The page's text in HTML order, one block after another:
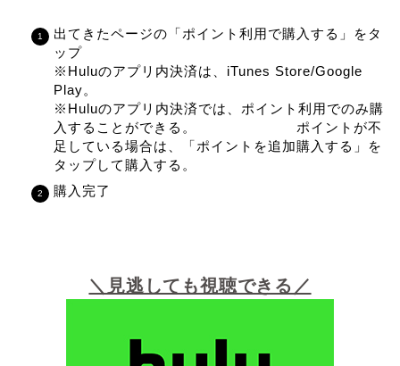
出てきたページの「ポイント利用で購入する」をタ
ップ
※Huluのアプリ内決済は、iTunes Store/Google
Play。
※Huluのアプリ内決済では、ポイント利用でのみ購
入することができる。 ポイントが不
足している場合は、「ポイントを追加購入する」を
タップして購入する。
購入完了
＼見逃しても視聴できる／